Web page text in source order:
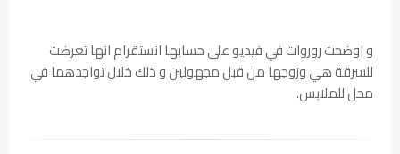
و اوضحت روروات في فيديو على حسابها انستقرام انها تعرضت
للسرقة هي وزوجها من قبل مجهولين و ذلك خلال تواجدهما في
محل للملابس.